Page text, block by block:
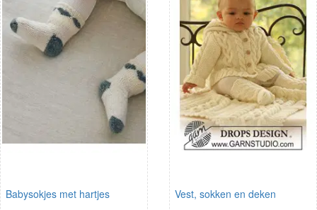
Babysokjes met hartjes Vest, sokken en deken